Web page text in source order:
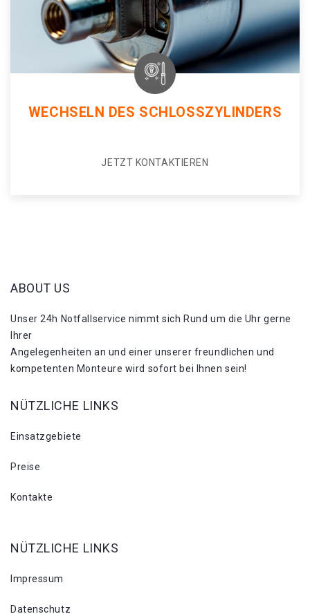
WECHSELN DES SCHLOSSZYLINDERS
JETZT KONTAKTIEREN
ABOUT US
Unser 24h Notfallservice nimmt sich Rund um die Uhr gerne
Ihrer
Angelegenheiten an und einer unserer freundlichen und
kompetenten Monteure wird sofort bei Ihnen sein!
NÜTZLICHE LINKS
Einsatzgebiete
Preise
Kontakte
NÜTZLICHE LINKS
Impressum
Datenschutz